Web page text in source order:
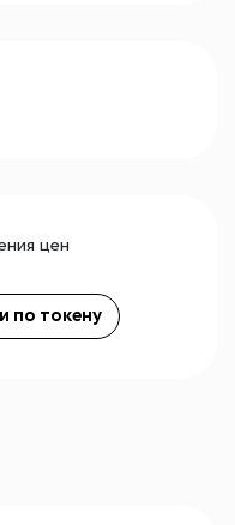
цен
по токену